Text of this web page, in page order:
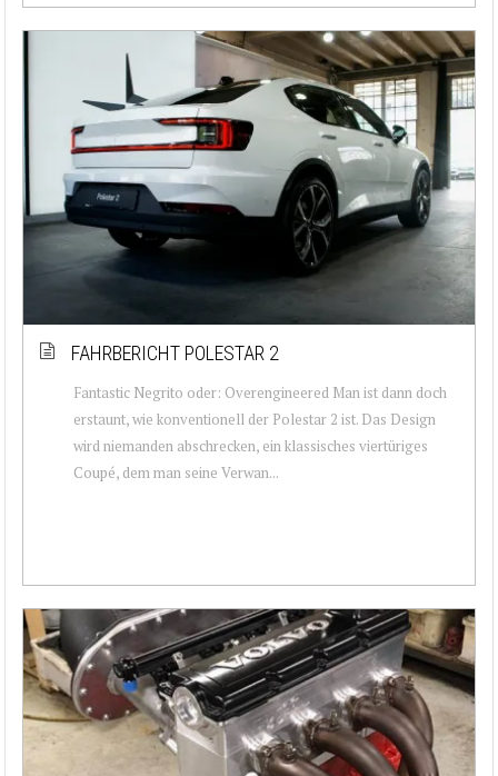
FAHRBERICHT POLESTAR 2
Fantastic Negrito oder: Overengineered Man ist dann doch
erstaunt, wie konventionell der Polestar 2 ist. Das Design
wird niemanden abschrecken, ein klassisches viertüriges
Coupé, dem man seine Verwan...